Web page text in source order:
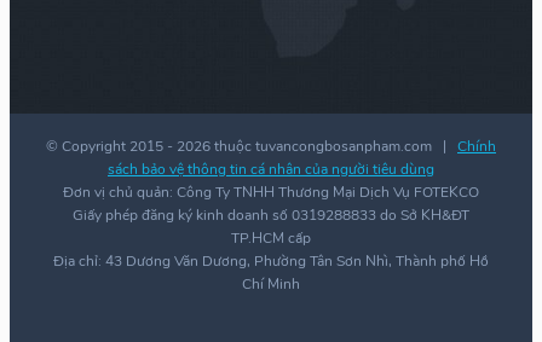
© Copyright 2015 - 2026 thuộc tuvancongbosanpham.com | Chính
sách bảo vệ thông tin cá nhân của người tiêu dùng
Đơn vị chủ quản: Công Ty TNHH Thương Mại Dịch Vụ FOTEKCO
Giấy phép đăng ký kinh doanh số 0319288833 do Sở KH&ĐT
TP.HCM cấp
Địa chỉ: 43 Dương Văn Dương, Phường Tân Sơn Nhì, Thành phố Hồ
Chí Minh